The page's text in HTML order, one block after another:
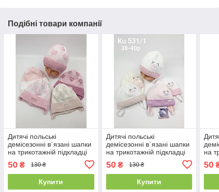
Подібні товари компанії
Дитячі польські
демісезонні в`язані шапки
на трикотажній підкладці
для дівчат оптом, р.42-44,
Grans
50 ₴ 130 ₴
Купити
Дитячі польські
демісезонні в`язані шапки
на трикотажній підкладці
для дівчат оптом, р.38-40,
Grans
50₴ 130 ₴
Купити
на
50